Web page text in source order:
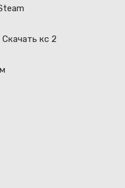
кс 2